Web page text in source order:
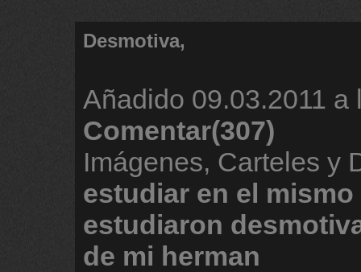
Desmotiva,
Añadido 09.03.2011 a
Comentar(307)
Imágenes, Carteles y
estudiar en el mismo
estudiaron
de mi herman